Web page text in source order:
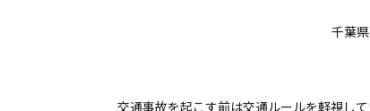
千葉
交通事故を起こす前は交通ルールを軽視し